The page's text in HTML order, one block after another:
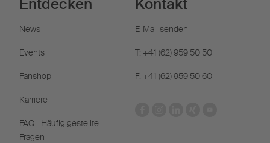
Entdecken
News
Events
Fanshop
Karriere
FAQ - Häufig gestellte
Fragen
Kontakt
E-Mail senden
T: +41 (62) 959 50 50
F: +41 (62) 959 50 60